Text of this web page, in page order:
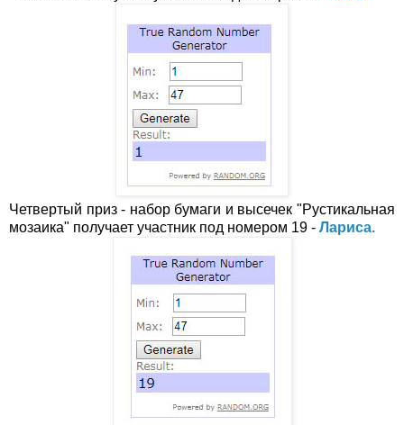
Четвертый приз - набор бумаги и высечек "Рустикальная
мозаика" получает участник под номером 19 - Лариса.